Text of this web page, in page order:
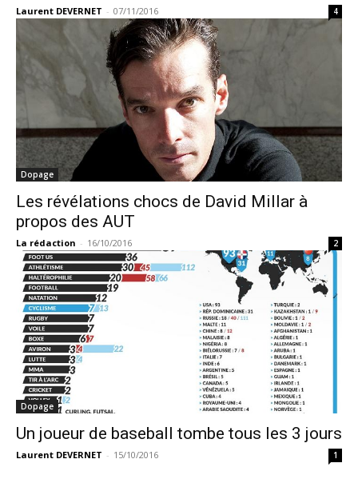
Laurent DEVERNET - 07/11/2016 4
Dopage
Les révélations chocs de David Millar à
propos des AUT
La rédaction - 16/10/2016 2
Dopage
Un joueur de baseball tombe tous les 3 jours
Laurent DEVERNET - 15/10/2016 1